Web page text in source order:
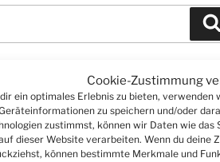
Cookie-Zustimmung
ein optimales Erlebnis zu bieten, verwenden
zu speichern und/oder
zustimmst, können wir Daten wie
dieser Website verarbeiten. Wenn du deine
können bestimmte Merkmale und